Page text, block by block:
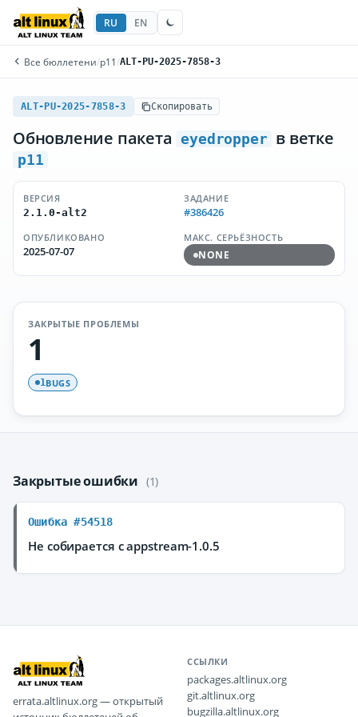
RU EN
Все бюллетени/p11 /ALT-PU-2025-7858-3
ALT-PU-2025-7858-3 Скопировать
Обновление пакета eyedropper в ветке
p11
ВЕРСИЯ
2.1.0-alt2
ЗАДАНИЕ
#386426
ОПУБЛИКОВАНО
2025-07-07
МАКС. СЕРЬЁЗНОСТЬ
NONE
ЗАКРЫТЫЕ ПРОБЛЕМЫ
1
1BUGS
Закрытые ошибки (1)
Ошибка #54518
Не собирается с appstream-1.0.5
errata.altlinux.org — открытый
ССЫЛКИ
packages.altlinux.org
git.altlinux.org
bugzilla.altlinux.org